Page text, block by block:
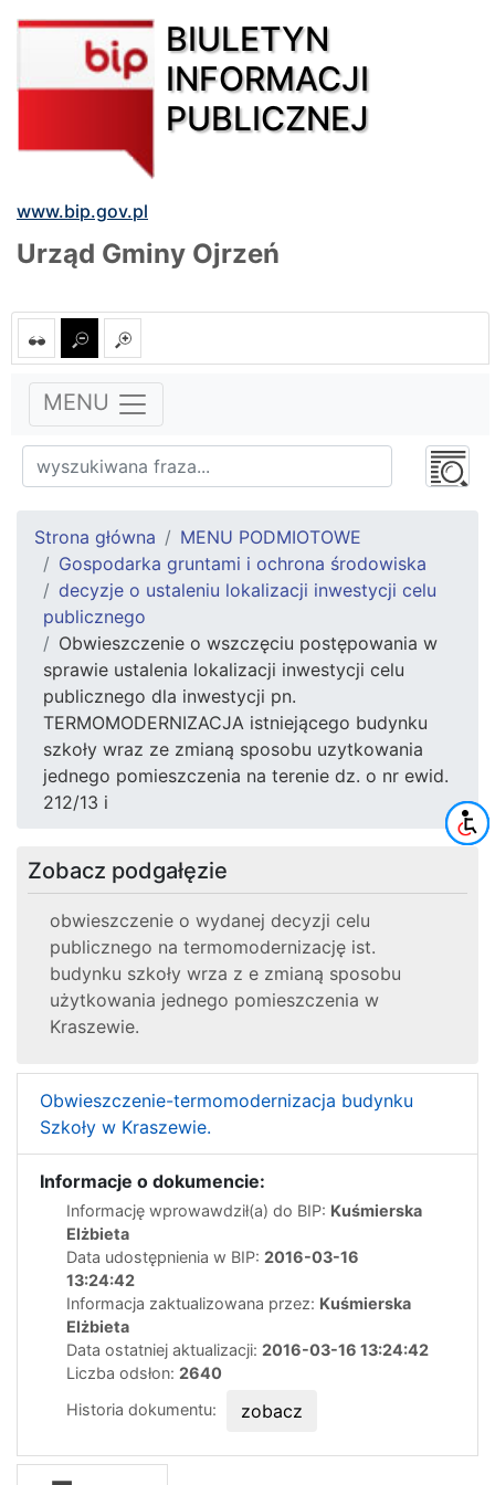
BIULETYN
INFORMACJI
PUBLICZNEJ
www.bip.gov.pl
Urząd Gminy Ojrzeń
MENU
Strona główna
MENU PODMIOTOWE
Gospodarka gruntami i ochrona środowiska
decyzje o ustaleniu lokalizacji inwestycji celu
publicznego
Obwieszczenie o wszczęciu postępowania w
sprawie ustalenia lokalizacji inwestycji celu
publicznego dla inwestycji pn.
TERMOMODERNIZACJA istniejącego budynku
szkoły wraz ze zmianą sposobu uzytkowania
jednego pomieszczenia na terenie dz. o nr ewid.
212/13 i
Zobacz podgałęzie
obwieszczenie o wydanej decyzji celu
publicznego na termomodernizację ist.
budynku szkoły wrza z e zmianą sposobu
użytkowania jednego pomieszczenia w
Kraszewie.
Obwieszczenie-termomodernizacja budynku
Szkoły w Kraszewie.
Informacje o dokumencie:
Informację wprowawdził(a) do BIP: Kuśmierska
Elżbieta
Data udostępnienia w BIP: 2016-03-16
13:24:42
Informacja zaktualizowana przez: Kuśmierska
Elżbieta
Data ostatniej aktualizacji: 2016-03-16 13:24:42
Liczba odsłon: 2640
Historia dokumentu:
zobacz